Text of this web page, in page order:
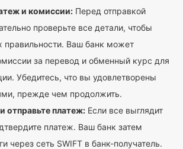
и комиссии: Перед отправкой
проверьте все детали, чтобы
правильности. Ваш банк может
за перевод и обменный курс для
Убедитесь, что вы удовлетворены
прежде чем продолжить.
отправьте платеж: Если все выглядит
платеж. Ваш банк затем
через сеть SWIFT в банк-получатель.